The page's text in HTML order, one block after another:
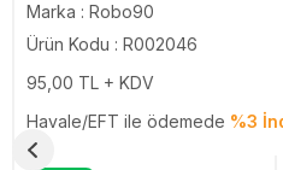
Marka : Robo90
Ürün Kodu : R002046
95,00 TL + KDV
Havale/EFT ile ödemede %3